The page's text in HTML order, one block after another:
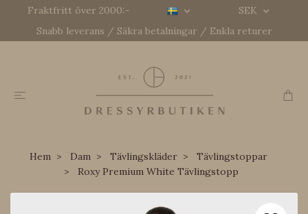
Fraktfritt över 2000:-
SEK
Snabb leverans / Säkra betalningar / Enkla returer
Hem Dam Tävlingskläder
Tävlingstoppar
Roxy Premium White Tävlingstopp